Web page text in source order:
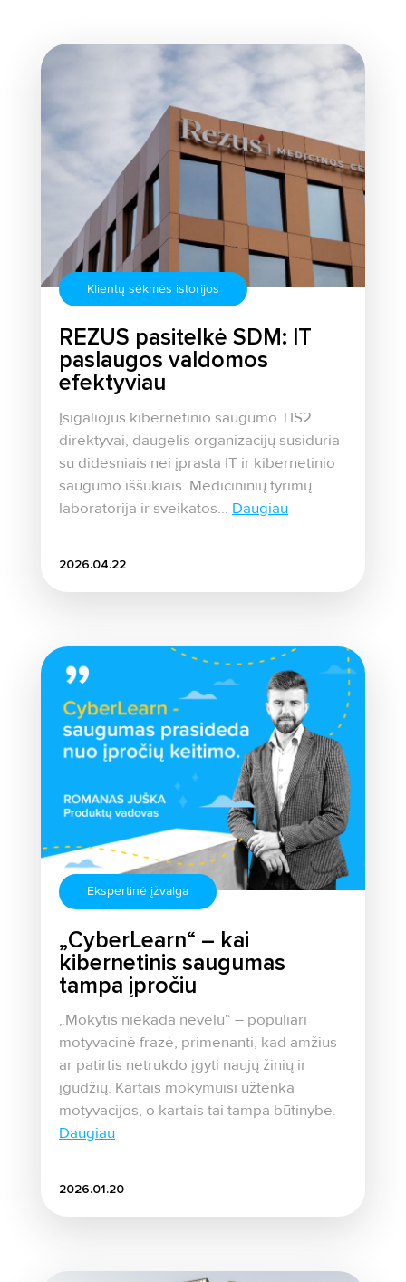
Klientų sėkmės istorijos
REZUS pasitelkė SDM: IT
paslaugos valdomos
efektyviau
Įsigaliojus kibernetinio saugumo TIS2
direktyvai, daugelis organizacijų susiduria
su didesniais nei įprasta IT ir kibernetinio
saugumo iššūkiais. Medicininių tyrimų
laboratorija ir sveikatos... Daugiau
2026.04.22
Ekspertinė įžvalga
„CyberLearn“ – kai
kibernetinis saugumas
tampa įpročiu
„Mokytis niekada nevėlu“ – populiari
motyvacinė frazė, primenanti, kad amžius
ar patirtis netrukdo įgyti naujų žinių ir
įgūdžių. Kartais mokymuisi užtenka
motyvacijos, o kartais tai tampa būtinybe.
Daugiau
2026.01.20